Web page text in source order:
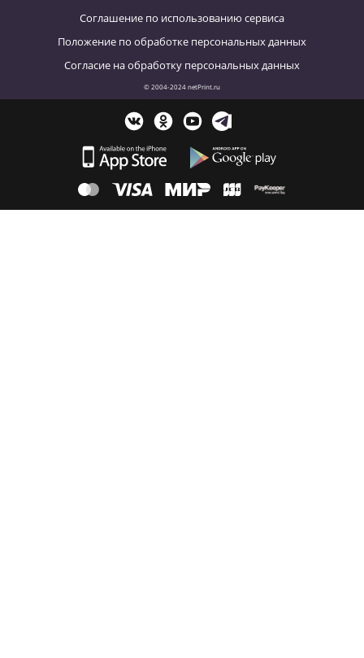
Соглашение по использованию сервиса
Положение по обработке персональных данных
Согласие на обработку персональных данных
© 2004-2024 netPrint.ru